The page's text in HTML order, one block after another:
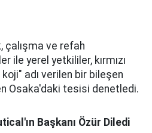
çalışma ve refah
ile yerel yetkililer, kırmızı
adı verilen bir bileşen
Osaka'daki tesisi denetledi.
Başkanı Özür Diledi